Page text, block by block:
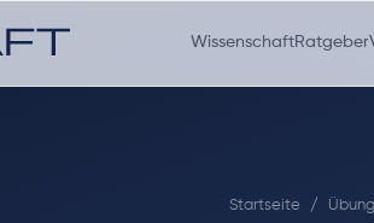
WissenschaftRatgeber
Startseite /